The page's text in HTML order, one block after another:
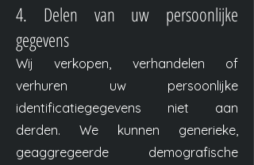
4. Delen van uw persoonlijke
gegevens
Wij verkopen, verhandelen of
verhuren uw persoonlijke
identificatiegegevens niet aan
derden. We kunnen generieke,
geaggregeerde demografische